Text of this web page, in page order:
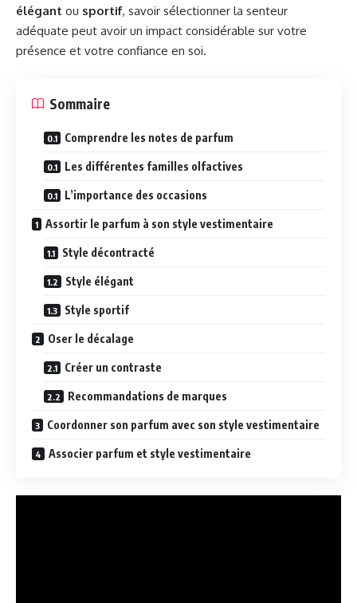
élégant ou sportif, savoir sélectionner la senteur
adéquate peut avoir un impact considérable sur votre
présence et votre confiance en soi.
Sommaire
Comprendre les notes de parfum
Les différentes familles olfactives
L’importance des occasions
Assortir le parfum à son style vestimentaire
Style décontracté
Style élégant
Style sportif
Oser le décalage
Créer un contraste
Recommandations de marques
Coordonner son parfum avec son style vestimentaire
Associer parfum et style vestimentaire